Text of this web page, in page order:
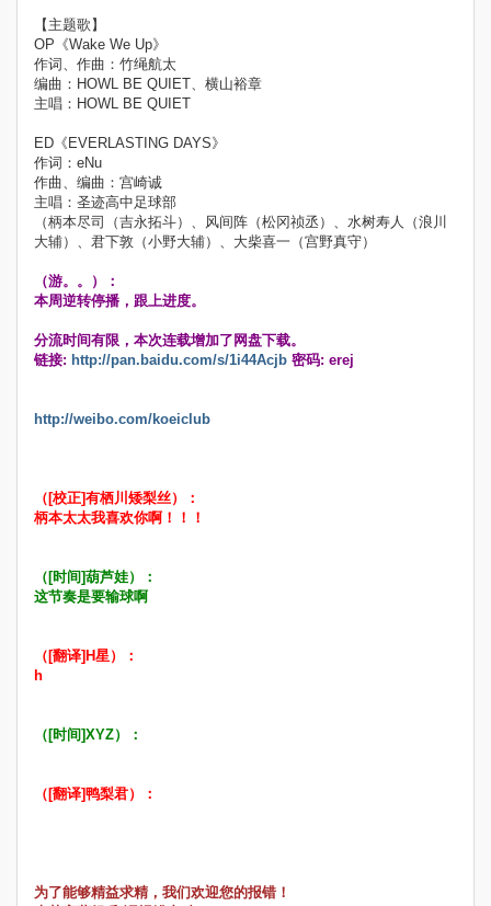
【主题歌】
OP《Wake We Up》
作词、作曲：竹绳航太
编曲：HOWL BE QUIET、横山裕章
主唱：HOWL BE QUIET
ED《EVERLASTING DAYS》
作词：eNu
作曲、编曲：宫崎诚
主唱：圣迹高中足球部
（柄本尽司（吉永拓斗）、风间阵（松冈祯丞）、水树寿人（浪川
大辅）、君下敦（小野大辅）、大柴喜一（宫野真守）
（游。。）：
本周逆转停播，跟上进度。
分流时间有限，本次连载增加了网盘下载。
链接: http://pan.baidu.com/s/1i44Acjb 密码: erej
http://weibo.com/koeiclub
（[校正]有栖川矮梨丝）：
柄本太太我喜欢你啊！！！
（[时间]葫芦娃）：
这节奏是要输球啊
（[翻译]H星）：
h
（[时间]XYZ）：
（[翻译]鸭梨君）：
为了能够精益求精，我们欢迎您的报错！